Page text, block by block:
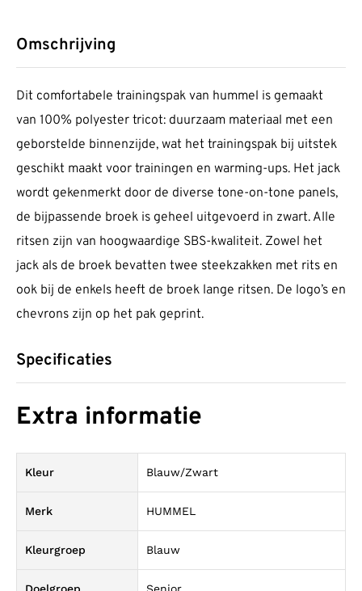
Omschrijving
Dit comfortabele trainingspak van hummel is gemaakt
van 100% polyester tricot: duurzaam materiaal met een
geborstelde binnenzijde, wat het trainingspak bij uitstek
geschikt maakt voor trainingen en warming-ups. Het jack
wordt gekenmerkt door de diverse tone-on-tone panels,
de bijpassende broek is geheel uitgevoerd in zwart. Alle
ritsen zijn van hoogwaardige SBS-kwaliteit. Zowel het
jack als de broek bevatten twee steekzakken met rits en
ook bij de enkels heeft de broek lange ritsen. De logo’s en
chevrons zijn op het pak geprint.
Specificaties
Extra informatie
Kleur Blauw/Zwart
Merk HUMMEL
Kleurgroep Blauw